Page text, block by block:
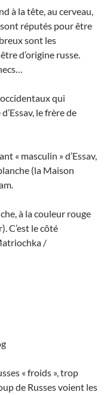
à la tête, au cerveau,
réputés pour être
sont les
d’origine russe.
qui
le frère de
« masculin » d’Essav,
(la Maison
à la couleur rouge
C’est le côté
/
« froids », trop
de Russes voient les